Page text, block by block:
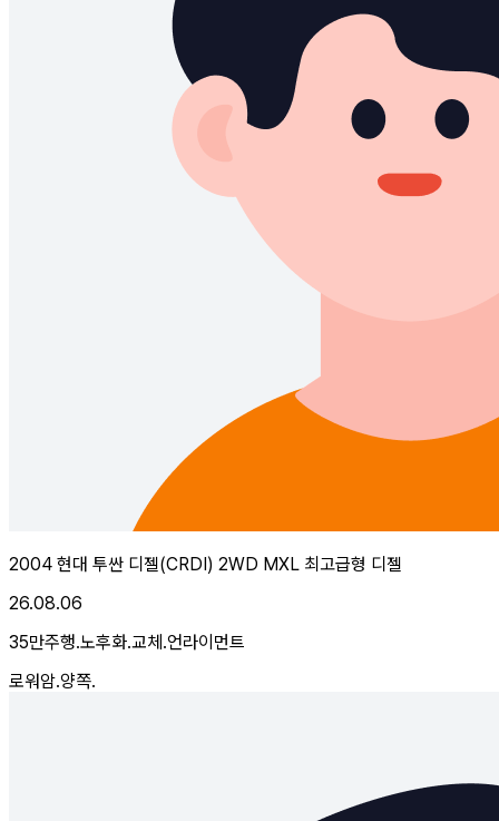
2004 현대 투싼 디젤(CRDI) 2WD MXL 최고급형 디젤
26.08.06
35만주행.노후화.교체.언라이먼트
로워암.양쪽.